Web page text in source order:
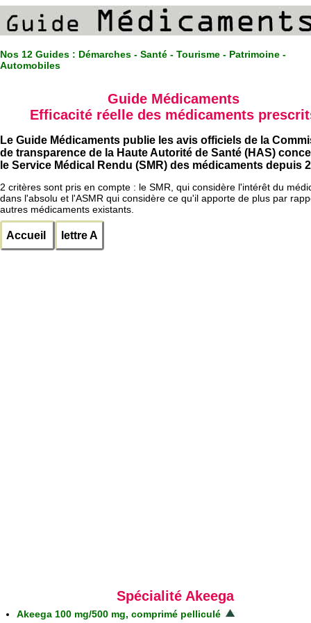
Nos 12 Guides : Démarches - Santé - Tourisme - Patrimoine -
Automobiles
Guide Médicaments
Efficacité réelle des médicaments
Le Guide Médicaments publie les avis officiels de la
de transparence de la Haute Autorité de Santé (HAS)
le Service Médical Rendu (SMR) des médicaments depuis
2 critères sont pris en compte : le SMR, qui considère l'intérêt du
dans l'absolu et l'ASMR qui considère ce qu'il apporte de plus par
autres médicaments existants.
Accueil lettre A
Spécialité Akeega
Akeega 100 mg/500 mg, comprimé pelliculé